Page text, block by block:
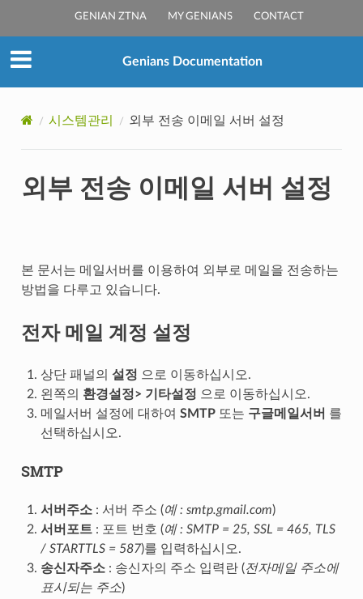
GENIAN ZTNA MY GENIANS CONTACT
Genians Documentation
시스템관리 외부 전송 이메일 서버 설정
외부 전송 이메일 서버 설정
본 문서는 메일서버를 이용하여 외부로 메일을 전송하는
방법을 다루고 있습니다.
전자 메일 계정 설정
상단 패널의 설정 으로 이동하십시오.
왼쪽의 환경설정> 기타설정 으로 이동하십시오.
메일서버 설정에 대하여 SMTP또는 구글메일서버 를
선택하십시오.
SMTP
서버주소: 서버 주소 (예 : smtp.gmail.com)
서버포트: 포트 번호 (예 : SMTP = 25, SSL = 465, TLS
/ STARTTLS = 587)를 입력하십시오.
송신자주소: 송신자의 주소 입력란 (전자메일 주소에
표시되는 주소)